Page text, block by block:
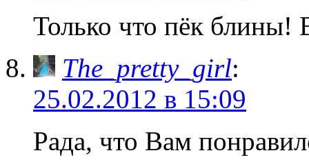
Только что пёк блины!
The_pretty_girl:
25.02.2012 в 15:09
Рада, что Вам